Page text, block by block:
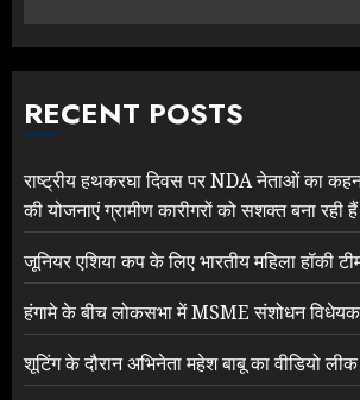
RECENT POSTS
राष्ट्रीय हथकरघा दिवस पर NDA नेताओं का
की योजनाएं ग्रामीण कारीगरों को सशक्त बना रही हैं
जूनियर एशिया कप के लिए भारतीय महिला हॉकी
हंगामे के बीच लोकसभा में MSME संशोधन विधेयक
शूटिंग के दौरान अभिनेता महेश बाबू का वीडियो लीक